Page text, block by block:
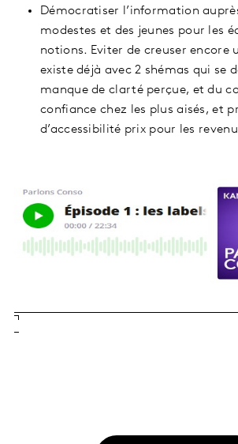
Démocratiser l’information
modestes et des jeunes pour les
notions. Eviter de creuser encore
existe déjà avec 2 shémas qui se
manque de clarté perçue, et du
confiance chez les plus aisés, et
d’accessibilité prix pour les